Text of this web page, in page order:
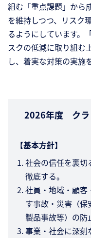
組む「重点課題」から
を維持しつつ、リスク
るようにしています。
スクの低減に取り組む
し、着実な対策の実施
2026年度 クラ
【基本方針】
社会の信任を裏切
徹底する。
社員・地域・顧客
す事故・災害（保
製品事故等）の防
事業・社会に深刻